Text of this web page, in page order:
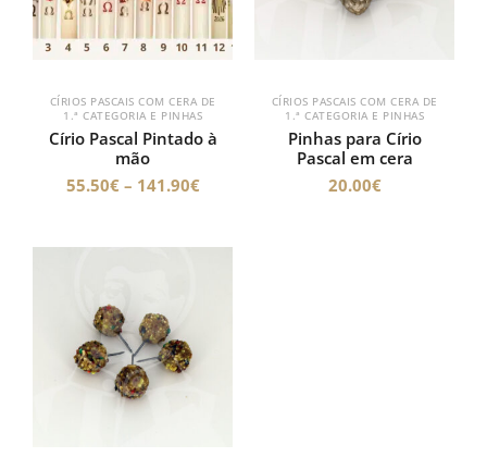
CÍRIOS PASCAIS COM CERA DE
1.ª CATEGORIA E PINHAS
Círio Pascal Pintado à
mão
55.50€ – 141.90€
CÍRIOS PASCAIS COM CERA DE
1.ª CATEGORIA E PINHAS
Pinhas para Círio
Pascal em cera
20.00€